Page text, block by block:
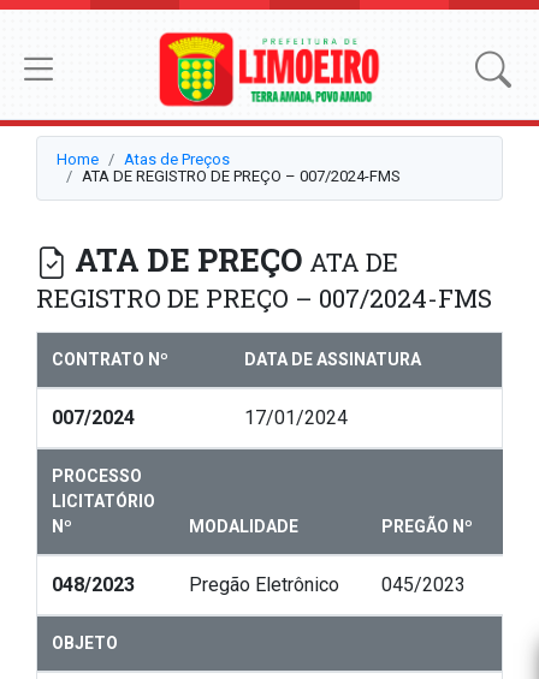
Home
Atas de Preços
ATA DE REGISTRO DE PREÇO – 007/2024-FMS
ATA DE PREÇO ATA DE
REGISTRO DE PREÇO – 007/2024-FMS
CONTRATO Nº DATA DE ASSINATURA
007/2024 17/01/2024
PROCESSO
LICITATÓRIO
Nº
MODALIDADE PREGÃO Nº
048/2023 Pregão Eletrônico 045/2023
OBJETO